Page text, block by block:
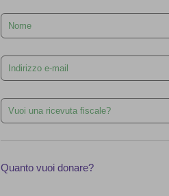
Leave
this
field
Quanto vuoi donare?